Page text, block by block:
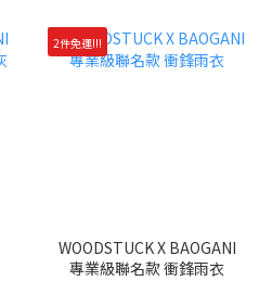
2件免運!!!
WOODSTUCK X BAOGANI
專業級聯名款 衝鋒雨衣